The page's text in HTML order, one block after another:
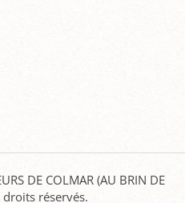
DE COLMAR (AU BRIN DE
droits réservés.